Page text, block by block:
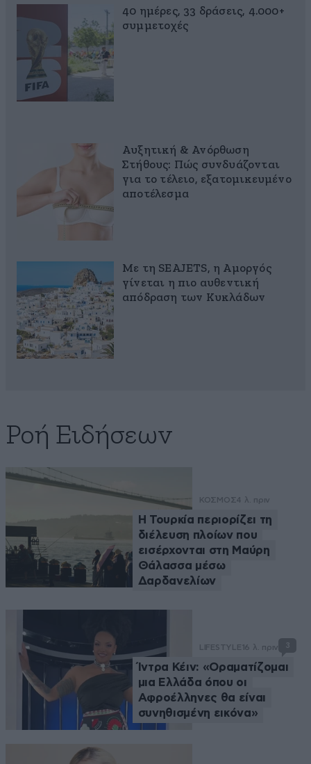
40 ημέρες, 33 δράσεις, 4.000+
συμμετοχές
Αυξητική & Ανόρθωση
Στήθους: Πώς συνδυάζονται
για το τέλειο, εξατομικευμένο
αποτέλεσμα
Με τη SEAJETS, η Αμοργός
γίνεται η πιο αυθεντική
απόδραση των Κυκλάδων
Ροή Ειδήσεων
ΚΟΣΜΟΣ4 λ. πριν
Η Τουρκία περιορίζει τη
διέλευση πλοίων που
εισέρχονται στη Μαύρη
Θάλασσα μέσω
Δαρδανελίων
LIFESTYLE 16 λ. πριν 3
Ίντρα Κέιν: «Οραματίζομαι
μια Ελλάδα όπου οι
Αφροέλληνες θα είναι
συνηθισμένη εικόνα»